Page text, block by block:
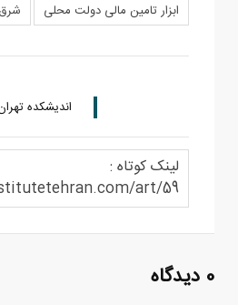
ابزار تامین مالی دولت محلی
شرق
اندیشکده
لینک کوتاه :
art/59
0 دیدگاه